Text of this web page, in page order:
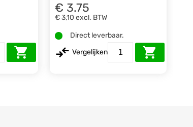
€ 3.75
€ 3,10 excl. BTW
Direct leverbaar.
Vergelijken